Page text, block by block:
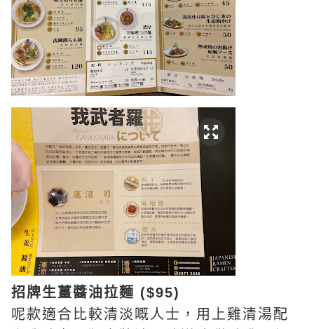
招牌生薑醬油拉麵 ($95)
呢款適合比較清淡嘅人士，用上雞清湯配